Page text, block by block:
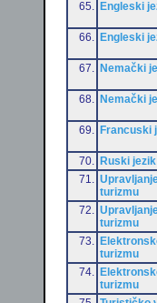
65.
Engleski
66. Engleski
67.
Nemački
68.
Nemački
69. Francuski
70. Ruski
71.
turizmu
72.
turizmu
73.
turizmu
74.
turizmu